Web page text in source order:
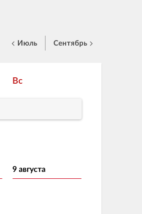
Июль Сентябрь
Вс
9 августа